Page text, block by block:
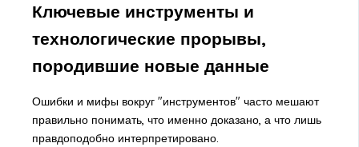
Ключевые инструменты и
технологические прорывы,
породившие новые данные
Ошибки и мифы вокруг "инструментов" часто мешают
правильно понимать, что именно доказано, а что лишь
правдоподобно интерпретировано.